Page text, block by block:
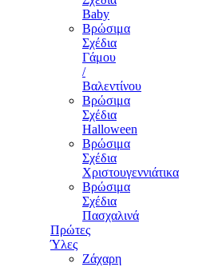
Baby
Βρώσιμα
Σχέδια
Γάμου
/
Βαλεντίνου
Βρώσιμα
Σχέδια
Halloween
Βρώσιμα
Σχέδια
Χριστουγεννιάτικα
Βρώσιμα
Σχέδια
Πασχαλινά
Πρώτες
Ύλες
Ζάχαρη